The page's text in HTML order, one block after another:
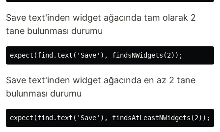
Save text'inden widget ağacında tam olarak 2
tane bulunması durumu
Save text'inden widget ağacında en az 2 tane
bulunması durumu